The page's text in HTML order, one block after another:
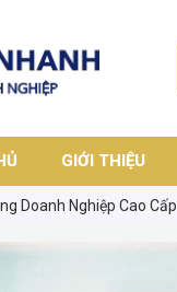
GIỚI THIỆU
Doanh Nghiệp Cao Cấp